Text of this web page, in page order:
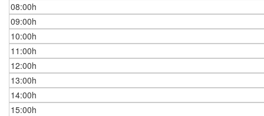
08:00h
09:00h
10:00h
11:00h
12:00h
13:00h
14:00h
15:00h